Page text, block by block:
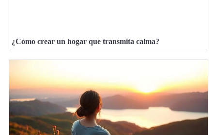
¿Cómo crear un hogar que transmita calma?